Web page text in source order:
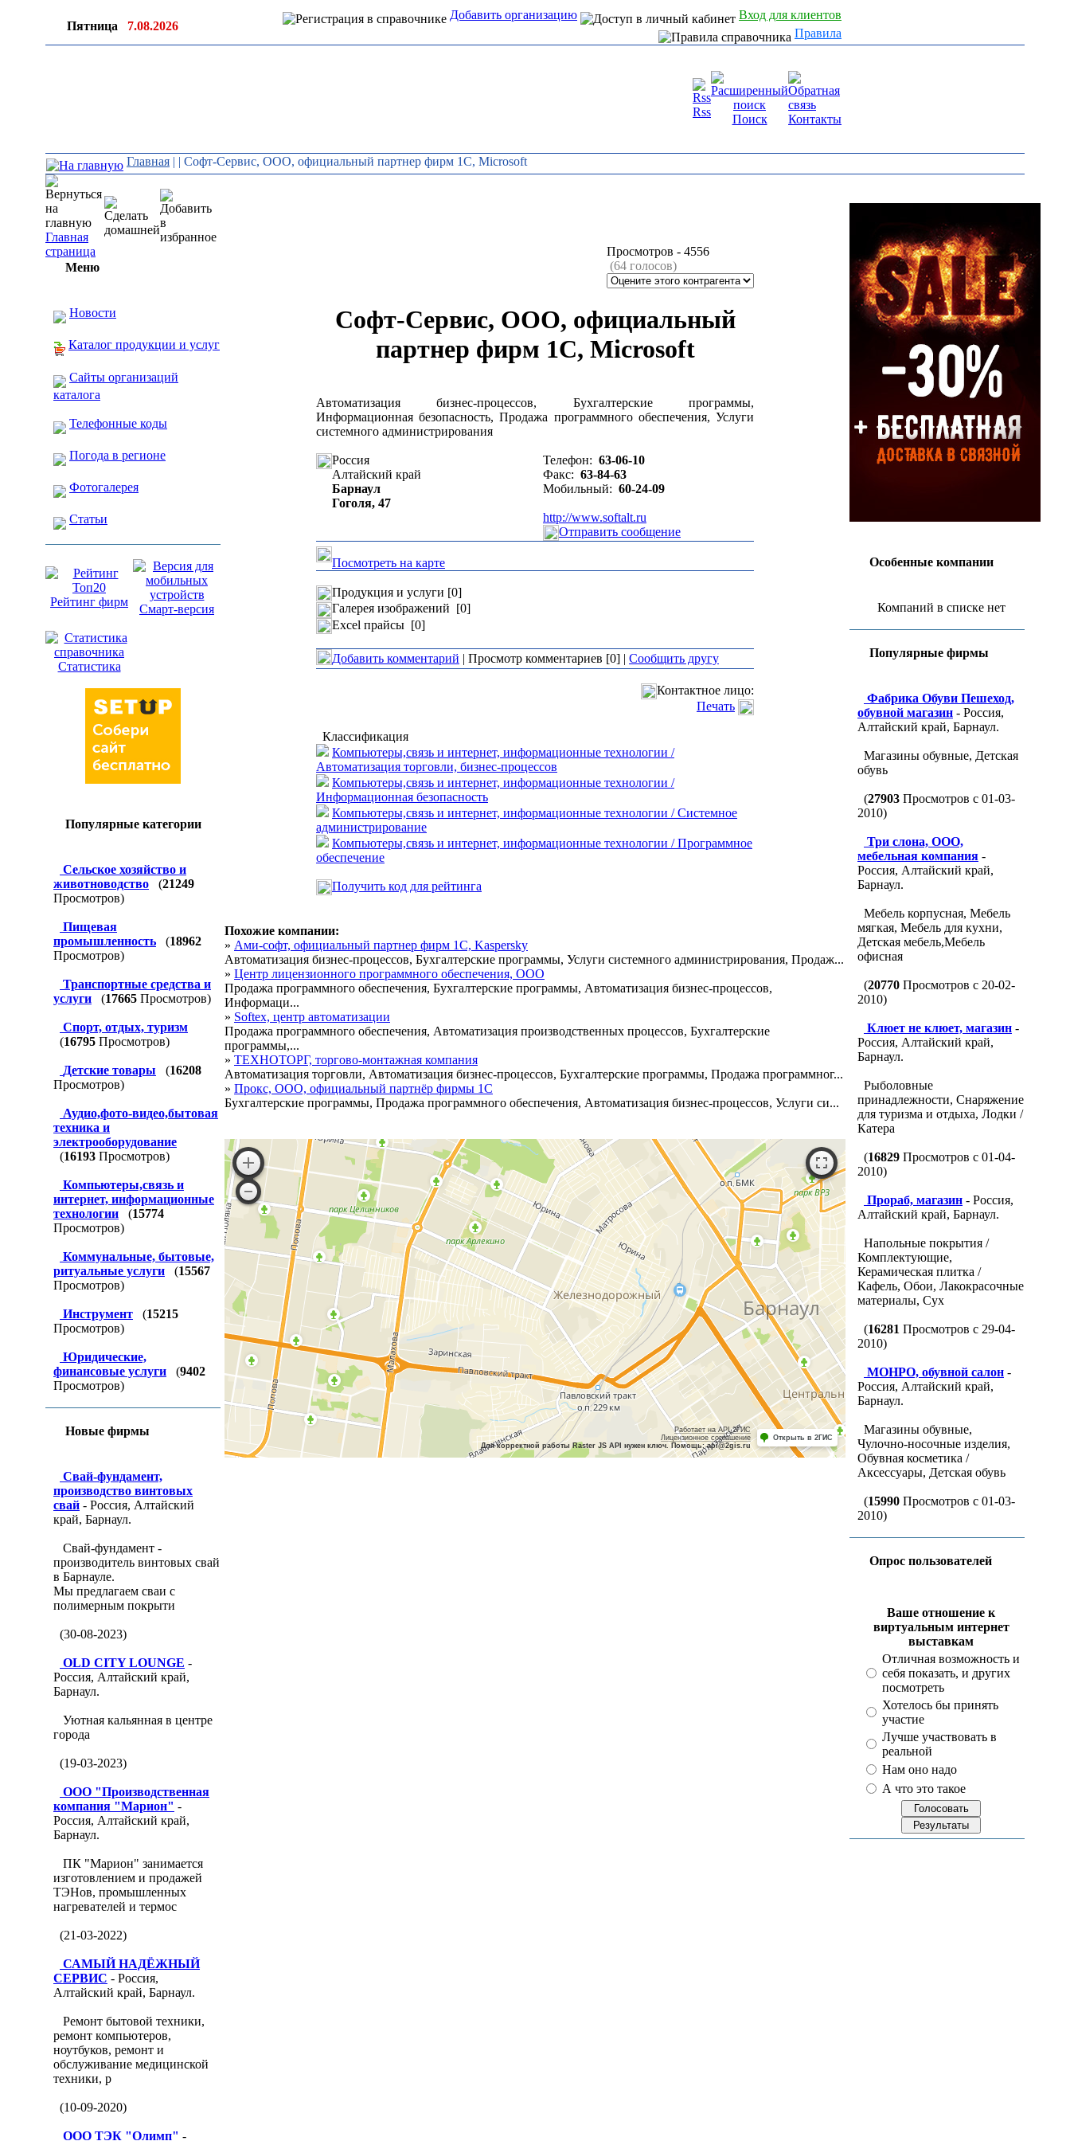
Пятница 7.08.2026
Добавить организацию
Вход для клиентов
Правила
Rss
Поиск Контакты
Главная | | Софт-Сервис, ООО, официальный партнер фирм 1С, Microsoft
Главная
страница
Меню
Новости
Каталог продукции и услуг
Сайты организаций
каталога
Телефонные коды
Погода в регионе
Фотогалерея
Статьи
Рейтинг фирм
Смарт-версия
Статистика
Популярные категории
Сельское хозяйство и
животноводство
(21249
Просмотров)
Пищевая
промышленность
(18962
Просмотров)
Транспортные средства и
услуги
(17665 Просмотров)
Спорт, отдых, туризм
(16795 Просмотров)
Детские товары (16208
Просмотров)
Аудио,фото-видео,бытовая
техника и
электрооборудование
(16193 Просмотров)
Компьютеры,связь и
интернет, информационные
технологии
(15774
Просмотров)
Коммунальные, бытовые,
ритуальные услуги
(15567
Просмотров)
Инструмент (15215
Просмотров)
Юридические,
финансовые услуги
(9402
Просмотров)
Новые фирмы
Свай-фундамент,
производство винтовых
свай - Россия, Алтайский
край, Барнаул.
Свай-фундамент -
производитель винтовых свай
в Барнауле.
Мы предлагаем сваи с
полимерным покрыти
(30-08-2023)
OLD CITY LOUNGE -
Россия, Алтайский край,
Барнаул.
Уютная кальянная в центре
города
(19-03-2023)
ООО "Производственная
компания "Марион" -
Россия, Алтайский край,
Барнаул.
ПК "Марион" занимается
изготовлением и продажей
ТЭНов, промышленных
нагревателей и термос
(21-03-2022)
САМЫЙ НАДЁЖНЫЙ
СЕРВИС - Россия,
Алтайский край, Барнаул.
Ремонт бытовой техники,
ремонт компьютеров,
ноутбуков, ремонт и
обслуживание медицинской
техники, р
(10-09-2020)
ООО ТЭК "Олимп" -
Просмотров - 4556
(64 голосов)
Софт-Сервис, ООО, официальный
партнер фирм 1С, Microsoft
Автоматизация бизнес-процессов, Бухгалтерские программы,
Информационная безопасность, Продажа программного обеспечения, Услуги
системного администрирования
Россия
Алтайский край
Барнаул
Гоголя, 47
Телефон: 63-06-10
Факс: 63-84-63
Мобильный: 60-24-09
http://www.softalt.ru
Отправить сообщение
Посмотреть на карте
Продукция и услуги [0]
Галерея изображений [0]
Excel прайсы [0]
Добавить комментарий | Просмотр комментариев [0] | Сообщить другу
Контактное лицо:
Печать
Классификация
Компьютеры,связь и интернет, информационные технологии /
Автоматизация торговли, бизнес-процессов
Компьютеры,связь и интернет, информационные технологии /
Информационная безопасность
Компьютеры,связь и интернет, информационные технологии / Системное
администрирование
Компьютеры,связь и интернет, информационные технологии / Программное
обеспечение
Получить код для рейтинга
Похожие компании:
» Ами-софт, официальный партнер фирм 1С, Kaspersky
Автоматизация бизнес-процессов, Бухгалтерские программы, Услуги системного администрирования, Продаж...
» Центр лицензионного программного обеспечения, ООО
Продажа программного обеспечения, Бухгалтерские программы, Автоматизация бизнес-процессов,
Информаци...
» Softex, центр автоматизации
Продажа программного обеспечения, Автоматизация производственных процессов, Бухгалтерские
программы,...
» ТЕХНОТОРГ, торгово-монтажная компания
Автоматизация торговли, Автоматизация бизнес-процессов, Бухгалтерские программы, Продажа программног...
» Прокс, ООО, официальный партнёр фирмы 1С
Бухгалтерские программы, Продажа программного обеспечения, Автоматизация бизнес-процессов, Услуги си...
Работает на API 2ГИС
Лицензионное соглашение
Для корректной работы Raster JS API нужен ключ. Помощь: api@2gis.ru
Открыть в 2ГИС
Особенные компании
Компаний в списке нет
Популярные фирмы
Фабрика Обуви Пешеход,
обувной магазин - Россия,
Алтайский край, Барнаул.
Магазины обувные, Детская
обувь
(27903 Просмотров с 01-03-
2010)
Три слона, ООО,
мебельная компания -
Россия, Алтайский край,
Барнаул.
Мебель корпусная, Мебель
мягкая, Мебель для кухни,
Детская мебель,Мебель
офисная
(20770 Просмотров с 20-02-
2010)
Клюет не клюет, магазин -
Россия, Алтайский край,
Барнаул.
Рыболовные
принадлежности, Снаряжение
для туризма и отдыха, Лодки /
Катера
(16829 Просмотров с 01-04-
2010)
Прораб, магазин - Россия,
Алтайский край, Барнаул.
Напольные покрытия /
Комплектующие,
Керамическая плитка /
Кафель, Обои, Лакокрасочные
материалы, Сух
(16281 Просмотров с 29-04-
2010)
МОНРО, обувной салон -
Россия, Алтайский край,
Барнаул.
Магазины обувные,
Чулочно-носочные изделия,
Обувная косметика /
Аксессуары, Детская обувь
(15990 Просмотров с 01-03-
2010)
Опрос пользователей
Ваше отношение к
виртуальным интернет
выставкам
Отличная возможность и
себя показать, и других
посмотреть
Хотелось бы принять
участие
Лучше участвовать в
реальной
Нам оно надо
А что это такое